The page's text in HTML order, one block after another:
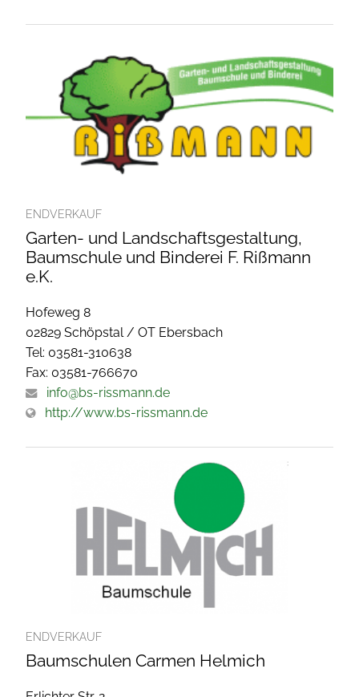
ENDVERKAUF
Garten- und Landschaftsgestaltung,
Baumschule und Binderei F. Rißmann
e.K.
Hofeweg 8
02829 Schöpstal / OT Ebersbach
Tel: 03581-310638
Fax: 03581-766670
info@bs-rissmann.de
http://www.bs-rissmann.de
ENDVERKAUF
Baumschulen Carmen Helmich